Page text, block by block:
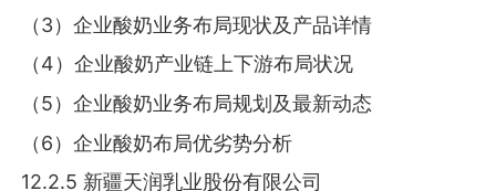
（3）企业酸奶业务布局现状及产品详情
（4）企业酸奶产业链上下游布局状况
（5）企业酸奶业务布局规划及最新动态
（6）企业酸奶布局优劣势分析
12.2.5 新疆天润乳业股份有限公司